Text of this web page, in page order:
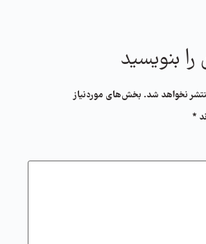
را بنویسید
نخواهد شد. بخش‌های موردنیاز
*